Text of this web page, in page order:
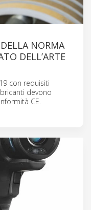
NORMA
DELL’ARTE
con requisiti
devono
CE.